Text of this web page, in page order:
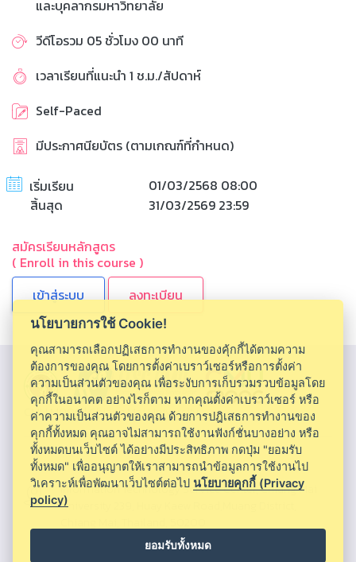
และบุคลากรมหาวิทยาลัย
วีดีโอรวม 05 ชั่วโมง 00 นาที
เวลาเรียนที่แนะนำ 1 ช.ม./สัปดาห์
Self-Paced
มีประกาศนียบัตร (ตามเกณฑ์ที่กำหนด)
เริ่มเรียน
01/03/2568 08:00
สิ้นสุด
31/03/2569 23:59
สมัครเรียนหลักสูตร
( Enroll in this course )
ลงทะเบียน
CMU MOOC |Chiang Mai University
Information Technology Service Center, Chiang Mai
University 239, Huay Kaew Road,Muang District,
นโยบายการใช้ Cookie!
คุณสามารถเลือกปฏิเสธการทำงานของคุ้กกี้ได้ตามความ
ต้องการของคุณ โดยการตั้งค่าเบราว์เซอร์หรือการตั้งค่า
ความเป็นส่วนตัวของคุณ เพื่อระงับการเก็บรวมรวบข้อมูลโดย
คุกกี้ในอนาคต อย่างไรก็ตาม หากคุณตั้งค่าเบราว์เซอร์ หรือ
ค่าความเป็นส่วนตัวของคุณ ด้วยการปฎิเสธการทำงานของ
คุกกี้ทั้งหมด คุณอาจไม่สามารถใช้งานฟังก์ชั่นบางอย่าง หรือ
ทั้งหมดบนเว็บไซต์ ได้อย่างมีประสิทธิภาพ กดปุ่ม "ยอมรับ
ทั้งหมด" เพื่ออนุญาตให้เราสามารถนำข้อมูลการใช้งานไป
วิเคราะห์เพื่อพัฒนาเว็บไซต์ต่อไปนโยบายคุกกี้ (Privacy
policy)
ยอมรับทั้งหมด